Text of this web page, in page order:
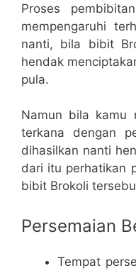
Proses
mempengaruhi
nanti, bila bibit
hendak
pula.
Namun bila kamu
terkana dengan
dihasilkan nanti
dari itu perhatikan
bibit Brokoli
Persemaian
Tempat